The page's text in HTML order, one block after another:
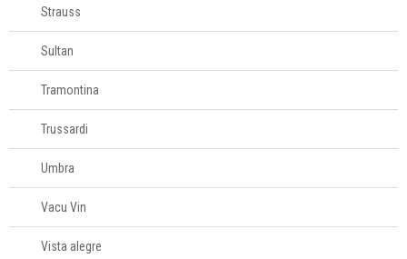
Strauss
Sultan
Tramontina
Trussardi
Umbra
Vacu Vin
Vista alegre